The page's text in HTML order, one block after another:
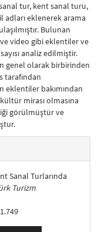
tur, kent sanal turu,
adları eklenerek arama
Bulunan
video gibi eklentiler ve
analiz edilmiştir.
genel olarak birbirinden
tarafından
eklentiler bakımından
mirası olmasına
görülmüştür ve
Sanal Turlarında
Turizm